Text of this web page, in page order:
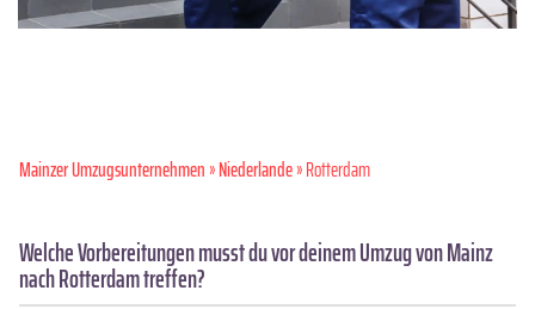
Mainzer Umzugsunternehmen»Niederlande» Rotterdam
Welche Vorbereitungen musst du vor deinem Umzug von Mainz
nach Rotterdam treffen?